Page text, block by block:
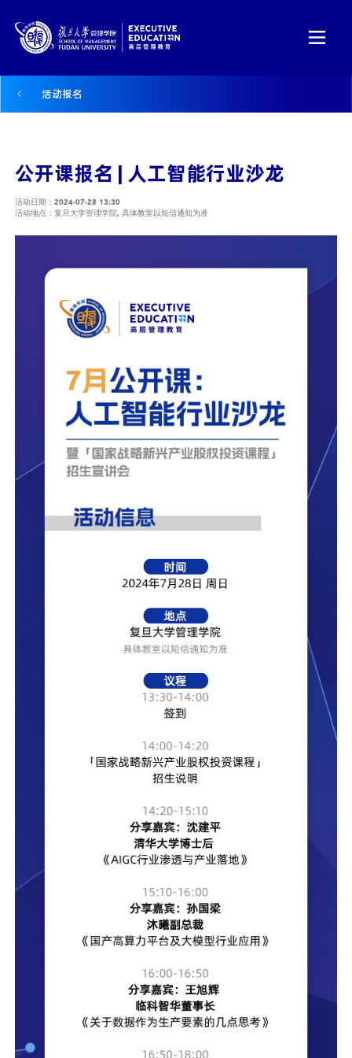
活动报名
公开课报名 | 人工智能行业沙龙
活动日期：2024-07-28 13:30
活动地点：复旦大学管理学院, 具体教室以短信通知为准